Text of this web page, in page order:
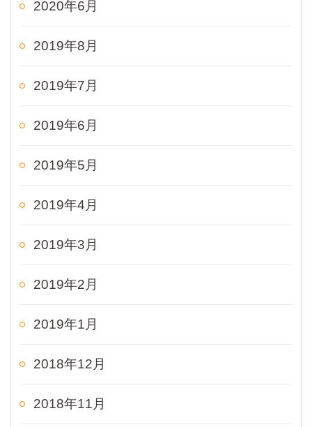
2020年6月
2019年8月
2019年7月
2019年6月
2019年5月
2019年4月
2019年3月
2019年2月
2019年1月
2018年12月
2018年11月